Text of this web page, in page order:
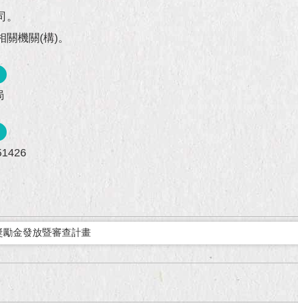
關機關(構)。
勵金發放暨審查計畫